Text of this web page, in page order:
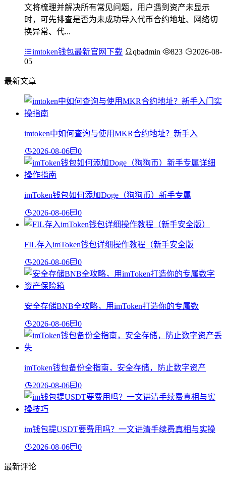
文将梳理并解决所有常见问题，用户遇到资产未显示
时，可先排查是否为未成功导入代币合约地址、网络切
换异常、代...
imtoken钱包最新官网下载 qbadmin 823
2026-08-
05
最新文章
imtoken中如何查询与使用MKR合约地址？新手入
2026-08-06 0
imToken钱包如何添加Doge（狗狗币）新手专属
2026-08-06 0
FIL存入imToken钱包详细操作教程（新手安全版
2026-08-06 0
安全存储BNB全攻略，用imToken打造你的专属数
2026-08-06 0
imToken钱包备份全指南，安全存储，防止数字资产
2026-08-06 0
im钱包提USDT要费用吗？一文讲清手续费真相与实操
2026-08-06 0
最新评论